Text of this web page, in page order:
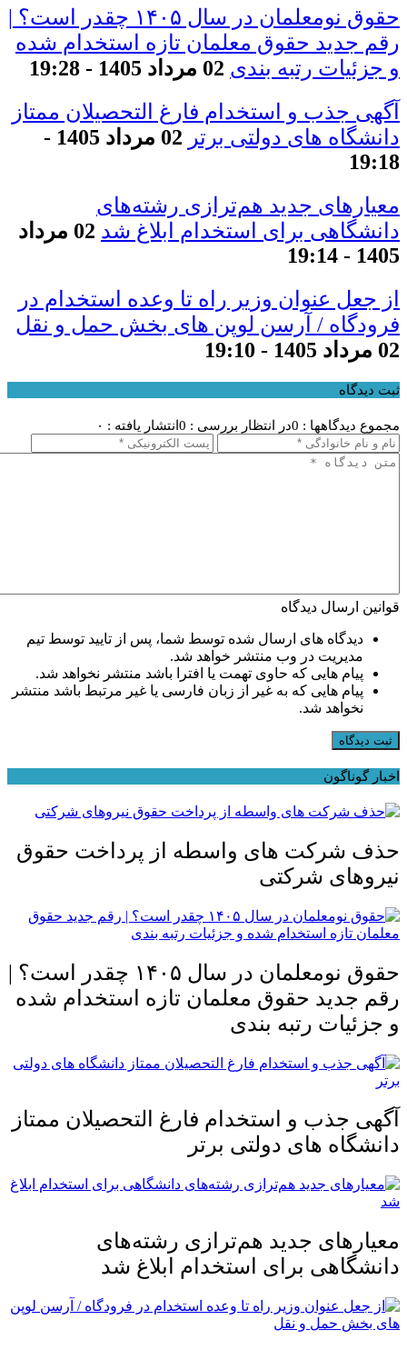
حقوق نومعلمان در سال ۱۴۰۵ چقدر است؟ |
رقم جدید حقوق معلمان تازه استخدام شده
و جزئیات رتبه بندی 02 مرداد 1405 - 19:28
آگهی جذب و استخدام فارغ التحصیلان ممتاز
دانشگاه های دولتی برتر
02 مرداد 1405 -
19:18
معیار‌های جدید هم‌ترازی رشته‌های
دانشگاهی برای استخدام ابلاغ شد
02 مرداد
1405 - 19:14
از جعل عنوان وزیر راه تا وعده استخدام در
فرودگاه / آرسن لوپن های بخش حمل و نقل
02 مرداد 1405 - 19:10
ثبت دیدگاه
مجموع دیدگاهها : 0 در انتظار بررسی : 0 انتشار یافته : ۰
قوانین ارسال دیدگاه
دیدگاه های ارسال شده توسط شما، پس از تایید توسط تیم
مدیریت در وب منتشر خواهد شد.
پیام هایی که حاوی تهمت یا افترا باشد منتشر نخواهد شد.
پیام هایی که به غیر از زبان فارسی یا غیر مرتبط باشد منتشر
نخواهد شد.
ثبت دیدگاه
اخبار گوناگون
حذف شرکت های واسطه از پرداخت حقوق
نیروهای شرکتی
حقوق نومعلمان در سال ۱۴۰۵ چقدر است؟ |
رقم جدید حقوق معلمان تازه استخدام شده
و جزئیات رتبه بندی
آگهی جذب و استخدام فارغ التحصیلان ممتاز
دانشگاه های دولتی برتر
معیار‌های جدید هم‌ترازی رشته‌های
دانشگاهی برای استخدام ابلاغ شد